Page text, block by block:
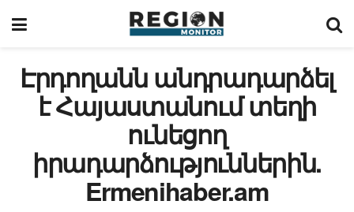
Էրդողանն անդրադարձել
է Հայաստանում տեղի
ունեցող
իրադարձություններին.
Ermenihaber.am